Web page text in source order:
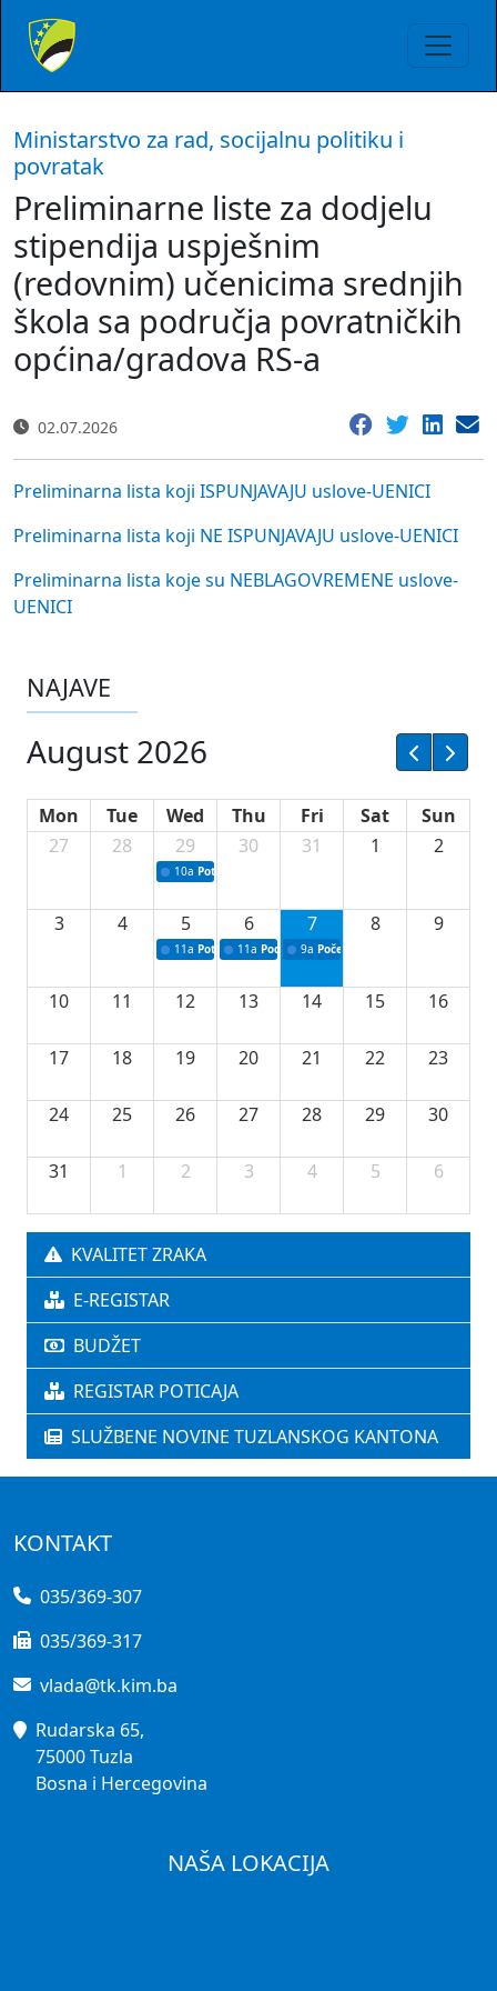
Ministarstvo za rad, socijalnu politiku i
povratak
Preliminarne liste za dodjelu
stipendija uspješnim
(redovnim) učenicima srednjih
škola sa područja povratničkih
općina/gradova RS-a
02.07.2026
Preliminarna lista koji ISPUNJAVAJU uslove-UENICI
Preliminarna lista koji NE ISPUNJAVAJU uslove-UENICI
Preliminarna lista koje su NEBLAGOVREMENE uslove-
UENICI
NAJAVE
August 2026
Mon Tue Wed Thu Fri Sat
Sun
27
28 29
10a Potpisivanje ugovora sa neprofitnim
30 31 1 2
3 4 5
11a Potpisivanje ugovora o stipendijama za
6
11a Podrška razvoju vodne infrastrukture u
7
9a Početak izgradnje nove
8 9
10 11 12 13 14 15 16
17 18 19 20 21 22 23
24 25 26 27 28 29 30
31 1 2 3 4 5 6
KVALITET ZRAKA
E-REGISTAR
BUDŽET
REGISTAR POTICAJA
SLUŽBENE NOVINE TUZLANSKOG KANTONA
KONTAKT
035/369-307
035/369-317
vlada@tk.kim.ba
Rudarska 65,
75000 Tuzla
Bosna i Hercegovina
NAŠA LOKACIJA